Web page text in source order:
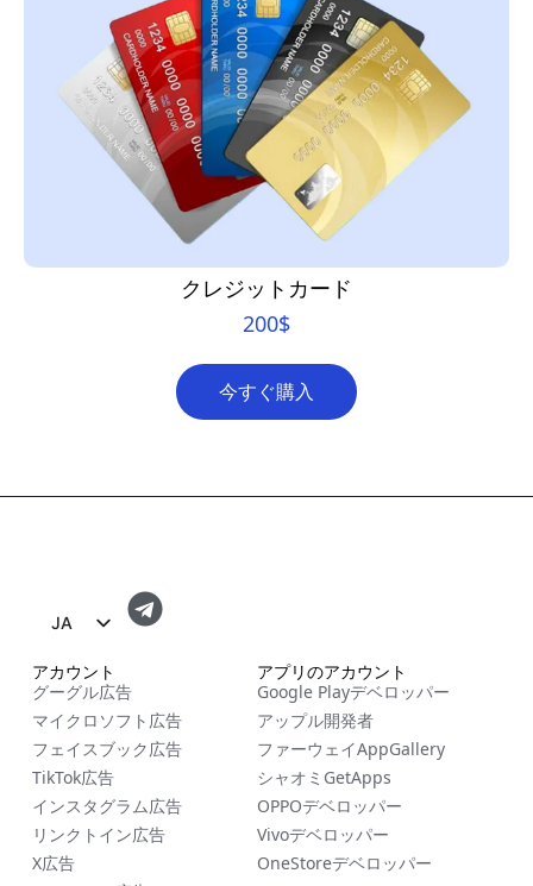
クレジットカード
200$
今すぐ購入
JA
EN
FR
ZH
NL
RU
アカウント
グーグル広告
マイクロソフト広告
フェイスブック広告
TikTok広告
インスタグラム広告
リンクトイン広告
X広告
アプリのアカウント
Google Playデベロッパー
アップル開発者
ファーウェイAppGallery
シャオミGetApps
OPPOデベロッパー
Vivoデベロッパー
OneStoreデベロッパー